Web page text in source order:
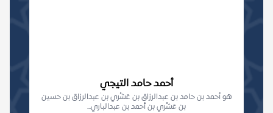
أحمد حامد التيجي
هو أحمد بن حامد بن عبدالرزاق بن عَشْري بن عبدالرزاق بن حسين
بن عَشْري بن أحمد بن عبدالباري...